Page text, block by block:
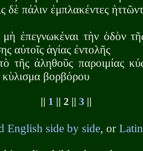
δὲ πάλιν ἐμπλακέντες
ἐπεγνωκέναι τὴν ὁδὸν
αὐτοῖς ἁγίας ἐντολῆς
τῆς ἀληθοῦς παροιμίας
κὺλισμα βορβόρου
1 || 2 ||3
English side by side, or